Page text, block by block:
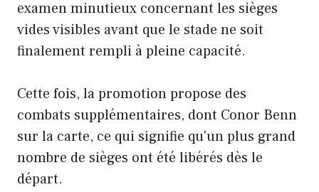
examen minutieux concernant les sièges
vides visibles avant que le stade ne soit
finalement rempli à pleine capacité.
Cette fois, la promotion propose des
combats supplémentaires, dont Conor Benn
sur la carte, ce qui signifie qu'un plus grand
nombre de sièges ont été libérés dès le
départ.